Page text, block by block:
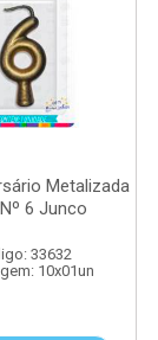
Metalizada
6 Junco
33632
10x01un